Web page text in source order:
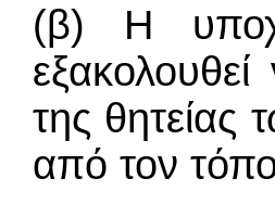
(β) Η
της θητείας
από τον